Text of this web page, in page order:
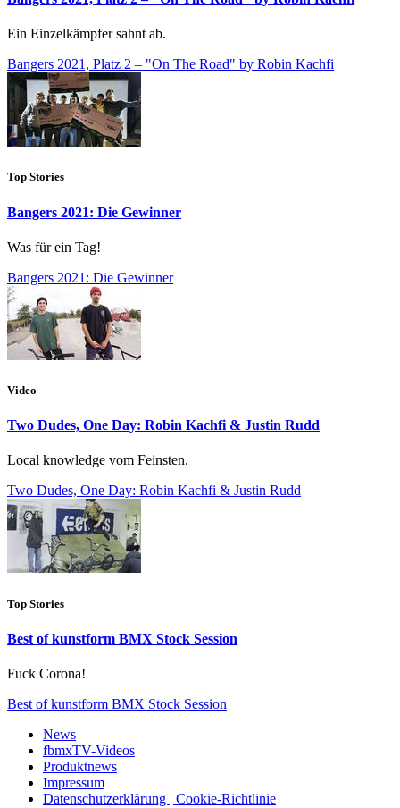
Ein Einzelkämpfer sahnt ab.
Bangers 2021, Platz 2 – "On The Road" by Robin Kachfi
Top Stories
Bangers 2021: Die Gewinner
Was für ein Tag!
Bangers 2021: Die Gewinner
Video
Two Dudes, One Day: Robin Kachfi & Justin Rudd
Local knowledge vom Feinsten.
Two Dudes, One Day: Robin Kachfi & Justin Rudd
Top Stories
Best of kunstform BMX Stock Session
Fuck Corona!
Best of kunstform BMX Stock Session
News
fbmxTV-Videos
Produktnews
Impressum
Datenschutzerklärung | Cookie-Richtlinie